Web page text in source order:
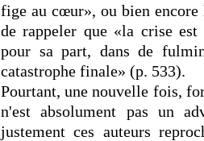
fige au cœur», ou bien
de rappeler que «la crise
pour sa part, dans de
catastrophe finale» (p. 533).
Pourtant, une nouvelle fois,
n'est absolument pas un
justement ces auteurs